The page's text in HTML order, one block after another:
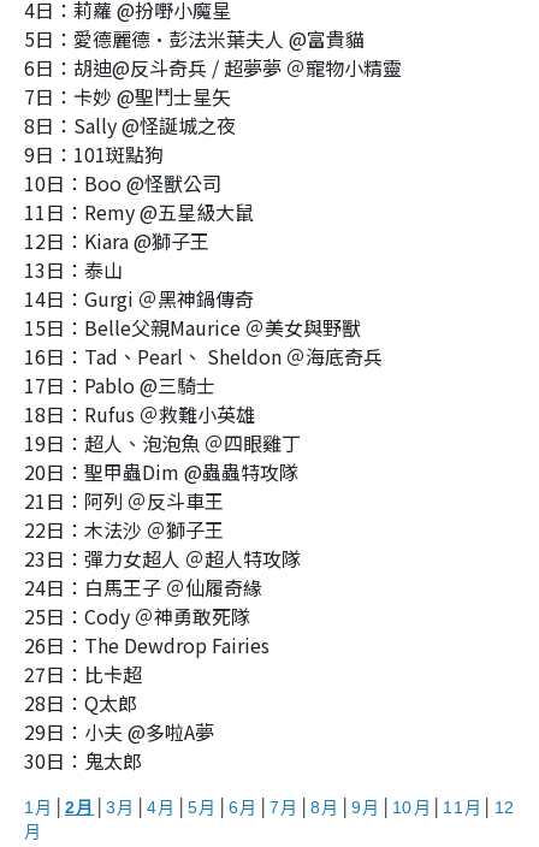
4日：莉蘿 @扮嘢小魔星
5日：愛德麗德•彭法米葉夫人 @富貴貓
6日：胡迪@反斗奇兵 / 超夢夢 ＠寵物小精靈
7日：卡妙 @聖鬥士星矢
8日：Sally @怪誕城之夜
9日：101斑點狗
10日：Boo @怪獸公司
11日：Remy @五星級大鼠
12日：Kiara @獅子王
13日：泰山
14日：Gurgi ＠黑神鍋傳奇
15日：Belle父親Maurice ＠美女與野獸
16日：Tad、Pearl、 Sheldon ＠海底奇兵
17日：Pablo @三騎士
18日：Rufus ＠救難小英雄
19日：超人、泡泡魚 ＠四眼雞丁
20日：聖甲蟲Dim @蟲蟲特攻隊
21日：阿列 ＠反斗車王
22日：木法沙 ＠獅子王
23日：彈力女超人 ＠超人特攻隊
24日：白馬王子 ＠仙履奇緣
25日：Cody ＠神勇敢死隊
26日：The Dewdrop Fairies
27日：比卡超
28日：Q太郎
29日：小夫 @多啦A夢
30日：鬼太郎
1月 2月 3月 4月 5月 6月 7月 8月 9月 10月 11月
12
月